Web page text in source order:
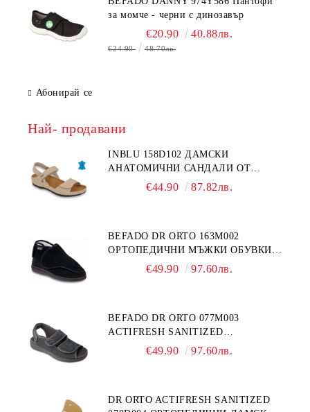
за момче - черни с динозавър
€20.90 40.88лв.
€24.90 48.70лв.
Абонирай се
Най- продавани
INBLU 158D102 ДАМСКИ
АНАТОМИЧНИ САНДАЛИ ОТ
ЕСТЕСТВЕНА КОЖА, БЕЖОВИ
€44.90 87.82лв.
BEFADO DR ORTO 163M002
ОРТОПЕДИЧНИ МЪЖКИ ОБУВКИ
ЗА ГИПСИРАН ИЛИ СВРЪХ
€49.90 97.60лв.
BEFADO DR ORTO 077M003
ACTIFRESH SANITIZED
ОРТОПЕДИЧНИ САНДАЛИ ЗА
€49.90 97.60лв.
DR ORTO ACTIFRESH SANITIZED